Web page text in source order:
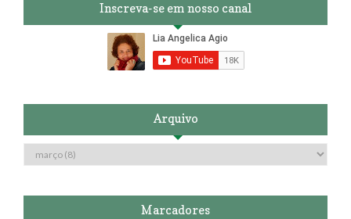
Inscreva-se em nosso canal
Arquivo
Marcadores